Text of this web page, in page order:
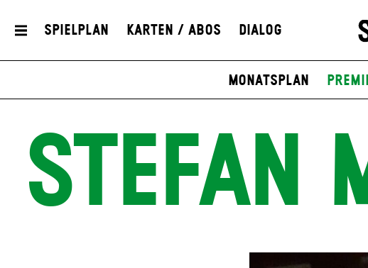
Spielplan Karten / Abos Dialog
Monatsplan
STEFAN